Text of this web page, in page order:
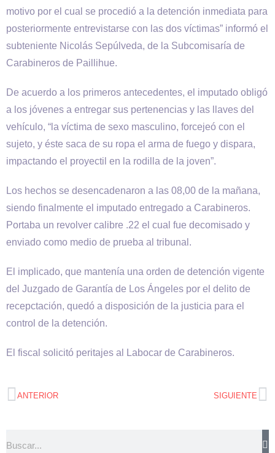
motivo por el cual se procedió a la detención inmediata para
posteriormente entrevistarse con las dos víctimas” informó el
subteniente Nicolás Sepúlveda, de la Subcomisaría de
Carabineros de Paillihue.
De acuerdo a los primeros antecedentes, el imputado obligó
a los jóvenes a entregar sus pertenencias y las llaves del
vehículo, “la víctima de sexo masculino, forcejeó con el
sujeto, y éste saca de su ropa el arma de fuego y dispara,
impactando el proyectil en la rodilla de la joven”.
Los hechos se desencadenaron a las 08,00 de la mañana,
siendo finalmente el imputado entregado a Carabineros.
Portaba un revolver calibre .22 el cual fue decomisado y
enviado como medio de prueba al tribunal.
El implicado, que mantenía una orden de detención vigente
del Juzgado de Garantía de Los Ángeles por el delito de
recepctación, quedó a disposición de la justicia para el
control de la detención.
El fiscal solicitó peritajes al Labocar de Carabineros.
ANTERIOR SIGUIENTE